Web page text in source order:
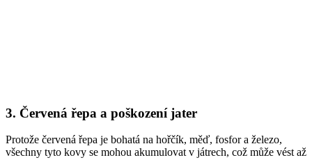
3. Červená řepa a poškození jater
Protože červená řepa je bohatá na hořčík, měď, fosfor a železo,
všechny tyto kovy se mohou akumulovat v játrech, což může vést až